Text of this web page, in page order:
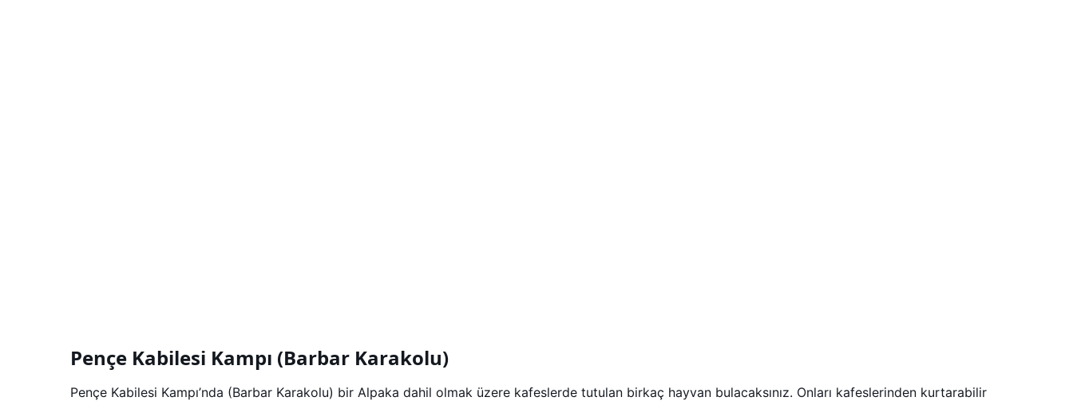
Pençe Kabilesi Kampı (Barbar Karakolu)
Pençe Kabilesi Kampı’nda (Barbar Karakolu) bir Alpaka dahil olmak üzere kafeslerde tutulan birkaç hayvan bulacaksınız. Onları kafeslerinden kurtarabilir